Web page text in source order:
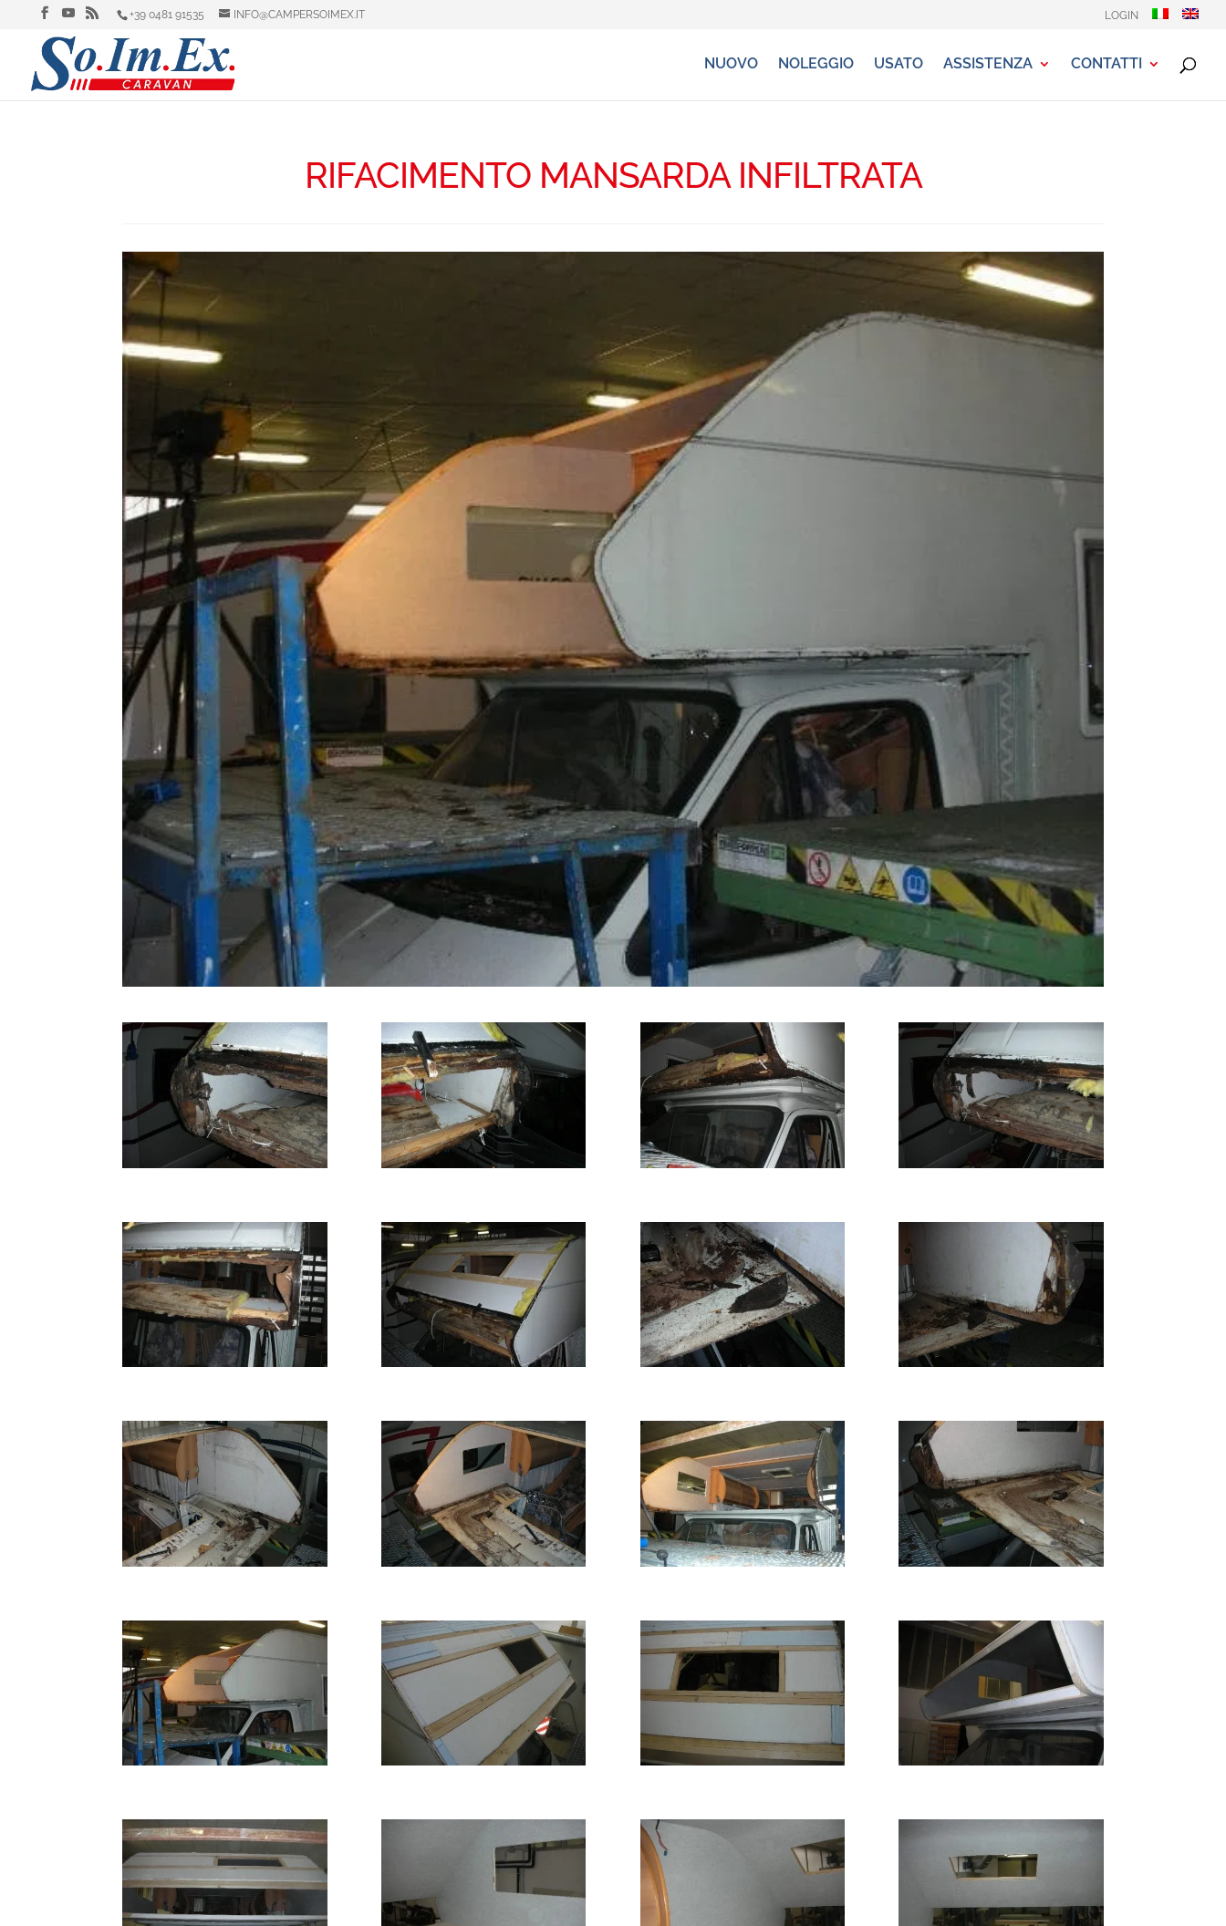
+39 0481 91535 INFO@CAMPERSOIMEX.IT LOGIN
NUOVO NOLEGGIO USATO ASSISTENZA CONTATTI
RIFACIMENTO MANSARDA INFILTRATA